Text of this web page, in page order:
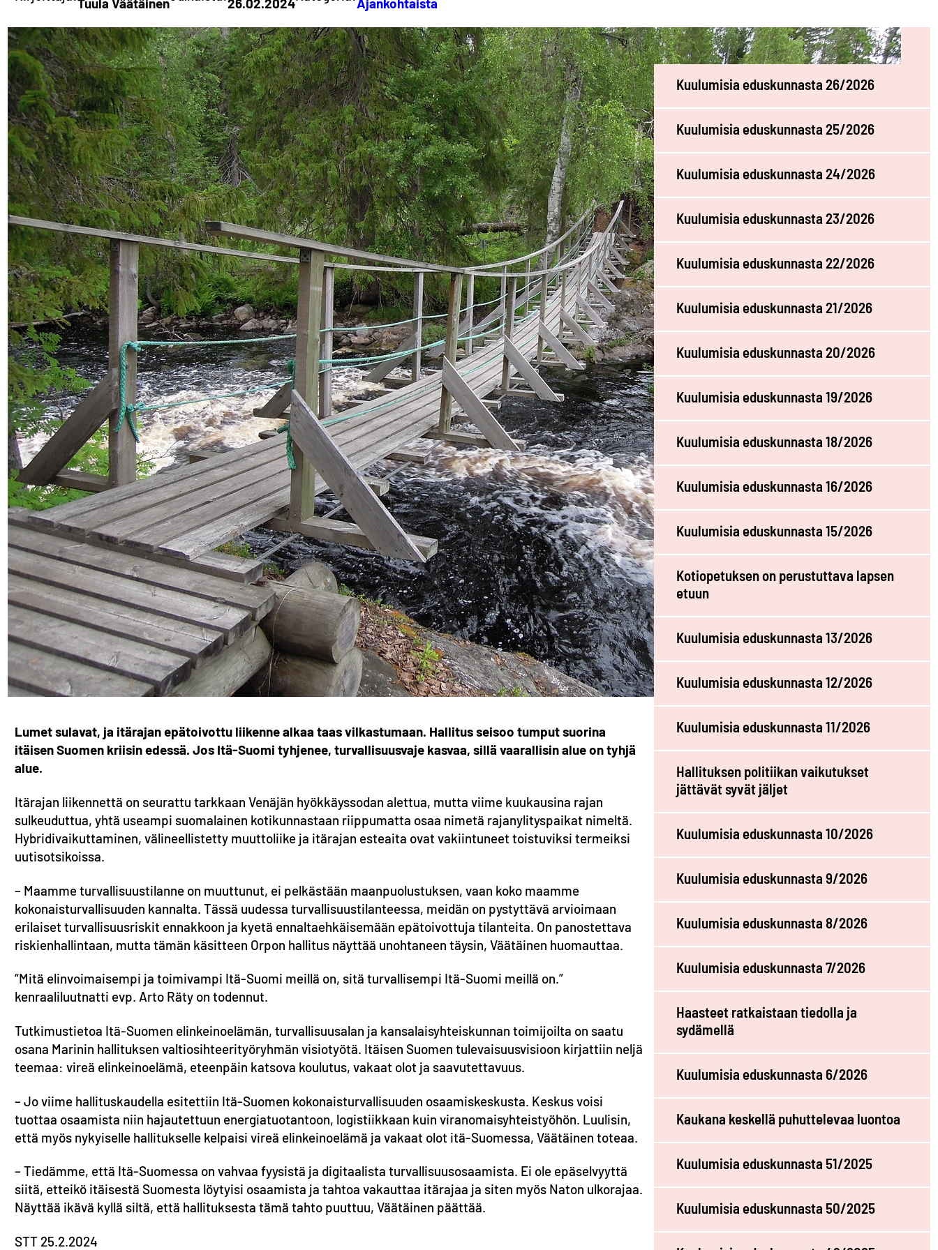
Lumet sulavat, ja itärajan epätoivottu liikenne alkaa taas vilkastumaan. Hallitus seisoo tumput suorina
itäisen Suomen kriisin edessä. Jos Itä-Suomi tyhjenee, turvallisuusvaje kasvaa, sillä vaarallisin alue on tyhjä
alue.
Itärajan liikennettä on seurattu tarkkaan Venäjän hyökkäyssodan alettua, mutta viime kuukausina rajan
sulkeuduttua, yhtä useampi suomalainen kotikunnastaan riippumatta osaa nimetä rajanylityspaikat nimeltä.
Hybridivaikuttaminen, välineellistetty muuttoliike ja itärajan esteaita ovat vakiintuneet toistuviksi termeiksi
uutisotsikoissa.
– Maamme turvallisuustilanne on muuttunut, ei pelkästään maanpuolustuksen, vaan koko maamme
kokonaisturvallisuuden kannalta. Tässä uudessa turvallisuustilanteessa, meidän on pystyttävä arvioimaan
erilaiset turvallisuusriskit ennakkoon ja kyetä ennaltaehkäisemään epätoivottuja tilanteita. On panostettava
riskienhallintaan, mutta tämän käsitteen Orpon hallitus näyttää unohtaneen täysin, Väätäinen huomauttaa.
“Mitä elinvoimaisempi ja toimivampi Itä-Suomi meillä on, sitä turvallisempi Itä-Suomi meillä on.”
kenraaliluutnatti evp. Arto Räty on todennut.
Tutkimustietoa Itä-Suomen elinkeinoelämän, turvallisuusalan ja kansalaisyhteiskunnan toimijoilta on saatu
osana Marinin hallituksen valtiosihteerityöryhmän visiotyötä. Itäisen Suomen tulevaisuusvisioon kirjattiin neljä
teemaa: vireä elinkeinoelämä, eteenpäin katsova koulutus, vakaat olot ja saavutettavuus.
– Jo viime hallituskaudella esitettiin Itä-Suomen kokonaisturvallisuuden osaamiskeskusta. Keskus voisi
tuottaa osaamista niin hajautettuun energiatuotantoon, logistiikkaan kuin viranomaisyhteistyöhön. Luulisin,
että myös nykyiselle hallitukselle kelpaisi vireä elinkeinoelämä ja vakaat olot itä-Suomessa, Väätäinen toteaa.
– Tiedämme, että Itä-Suomessa on vahvaa fyysistä ja digitaalista turvallisuusosaamista. Ei ole epäselvyyttä
siitä, etteikö itäisestä Suomesta löytyisi osaamista ja tahtoa vakauttaa itärajaa ja siten myös Naton ulkorajaa.
Näyttää ikävä kyllä siltä, että hallituksesta tämä tahto puuttuu, Väätäinen päättää.
STT 25.2.2024
Viimeksi julkaistu
Kuulumisia eduskunnasta 26/2026
Kuulumisia eduskunnasta 25/2026
Kuulumisia eduskunnasta 24/2026
Kuulumisia eduskunnasta 23/2026
Kuulumisia eduskunnasta 22/2026
Kuulumisia eduskunnasta 21/2026
Kuulumisia eduskunnasta 20/2026
Kuulumisia eduskunnasta 19/2026
Kuulumisia eduskunnasta 18/2026
Kuulumisia eduskunnasta 16/2026
Kuulumisia eduskunnasta 15/2026
Kotiopetuksen on perustuttava lapsen
etuun
Kuulumisia eduskunnasta 13/2026
Kuulumisia eduskunnasta 12/2026
Kuulumisia eduskunnasta 11/2026
Hallituksen politiikan vaikutukset
jättävät syvät jäljet
Kuulumisia eduskunnasta 10/2026
Kuulumisia eduskunnasta 9/2026
Kuulumisia eduskunnasta 8/2026
Kuulumisia eduskunnasta 7/2026
Haasteet ratkaistaan tiedolla ja
sydämellä
Kuulumisia eduskunnasta 6/2026
Kaukana keskellä puhuttelevaa luontoa
Kuulumisia eduskunnasta 51/2025
Kuulumisia eduskunnasta 50/2025